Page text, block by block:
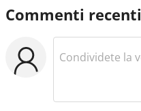
Commenti recenti